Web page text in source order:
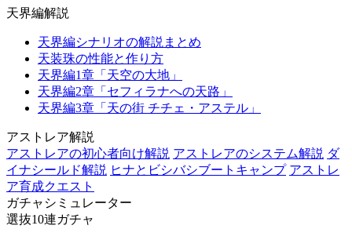
天界編解説
天界編シナリオの解説まとめ
天装珠の性能と作り方
天界編1章「天空の大地」
天界編2章「セフィラナへの天路」
天界編3章「天の街 チチェ・アステル」
アストレア解説
アストレアの初心者向け解説 アストレアのシステム解説 ダ
イナシールド解説 ヒナとビシバシブートキャンプ アストレ
ア育成クエスト
ガチャシミュレーター
選抜10連ガチャ